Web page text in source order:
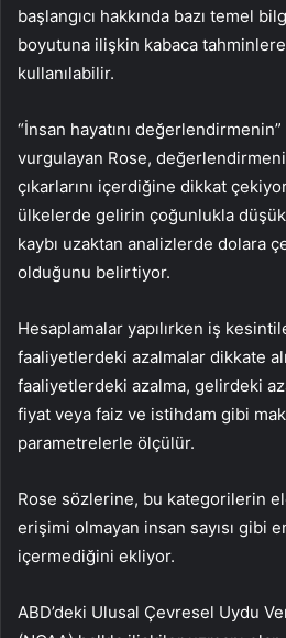
başlangıcı hakkında bazı temel
boyutuna ilişkin kabaca
kullanılabilir.
“İnsan hayatını
vurgulayan Rose,
çıkarlarını içerdiğine dikkat
ülkelerde gelirin çoğunlukla
kaybı uzaktan analizlerde dolara
olduğunu belirtiyor.
Hesaplamalar yapılırken iş
faaliyetlerdeki azalmalar dikkate
faaliyetlerdeki azalma, gelirdeki
fiyat veya faiz ve istihdam gibi
parametrelerle ölçülür.
Rose sözlerine, bu kategorilerin
erişimi olmayan insan sayısı gibi
içermediğini ekliyor.
ABD’deki Ulusal Çevresel Uydu